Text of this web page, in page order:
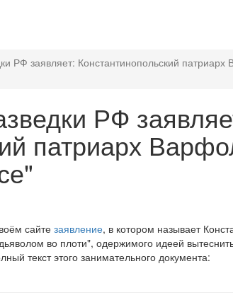
РФ заявляет: Константинопольский
РФ
патриарх
сайте заявление, в котором называет
во плоти", одержимого идеей
текст этого занимательного документа: